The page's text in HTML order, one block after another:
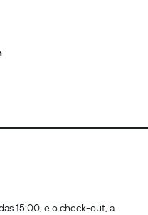
15:00, e o check-out, a